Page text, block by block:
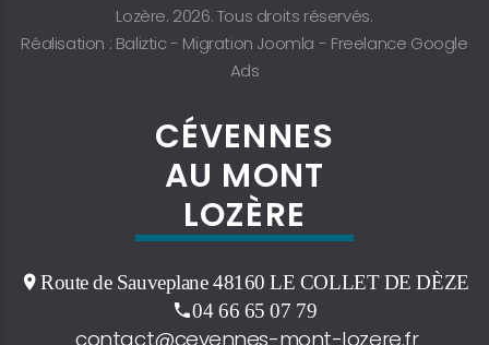
Lozère. 2026. Tous droits réservés.
Réalisation : Baliztic - Migration Joomla - Freelance Google
Ads
CÉVENNES
AU MONT
LOZÈRE
Route de Sauveplane 48160 LE COLLET DE DÈZE
04 66 65 07 79
contact@cevennes-mont-lozere.fr